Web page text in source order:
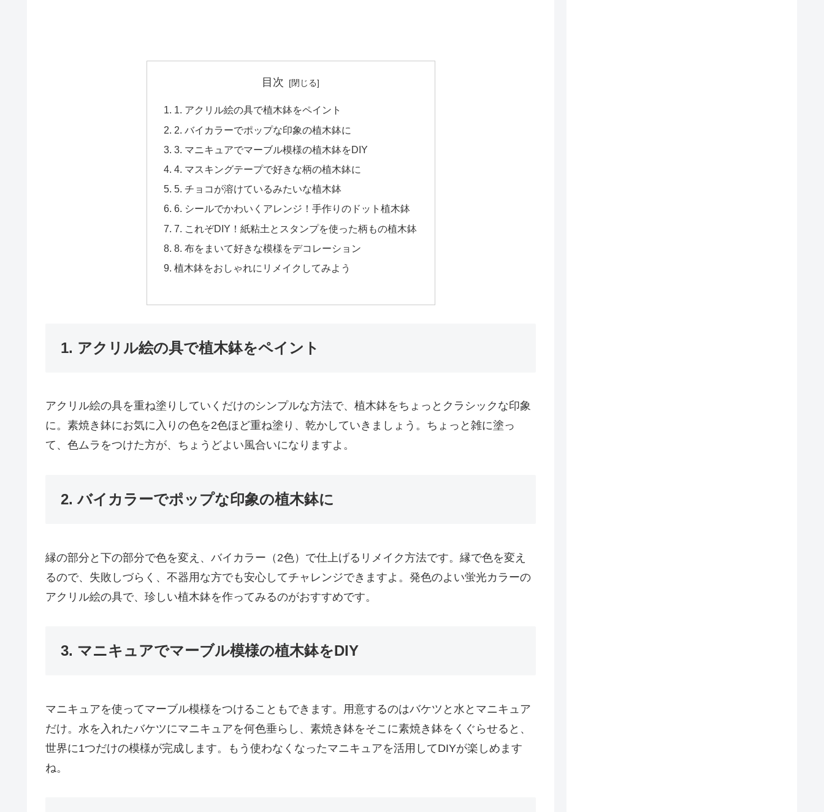
目次
1. アクリル絵の具で植木鉢をペイント
2. バイカラーでポップな印象の植木鉢に
3. マニキュアでマーブル模様の植木鉢をDIY
4. マスキングテープで好きな柄の植木鉢に
5. チョコが溶けているみたいな植木鉢
6. シールでかわいくアレンジ！手作りのドット植木鉢
7. これぞDIY！紙粘土とスタンプを使った柄もの植木鉢
8. 布をまいて好きな模様をデコレーション
植木鉢をおしゃれにリメイクしてみよう
1. アクリル絵の具で植木鉢をペイント
アクリル絵の具を重ね塗りしていくだけのシンプルな方法で、植木鉢をちょっとクラシックな印象
に。素焼き鉢にお気に入りの色を2色ほど重ね塗り、乾かしていきましょう。ちょっと雑に塗っ
て、色ムラをつけた方が、ちょうどよい風合いになりますよ。
2. バイカラーでポップな印象の植木鉢に
縁の部分と下の部分で色を変え、バイカラー（2色）で仕上げるリメイク方法です。縁で色を変え
るので、失敗しづらく、不器用な方でも安心してチャレンジできますよ。発色のよい蛍光カラーの
アクリル絵の具で、珍しい植木鉢を作ってみるのがおすすめです。
3. マニキュアでマーブル模様の植木鉢をDIY
マニキュアを使ってマーブル模様をつけることもできます。用意するのはバケツと水とマニキュア
だけ。水を入れたバケツにマニキュアを何色垂らし、素焼き鉢をそこに素焼き鉢をくぐらせると、
世界に1つだけの模様が完成します。もう使わなくなったマニキュアを活用してDIYが楽しめます
ね。